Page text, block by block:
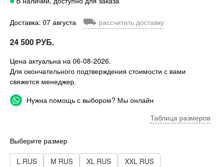
Доставка: 07 августа ⛟ рассчитать доставку
24 500 РУБ.
Цена актуальна на 06-08-2026.
Для окончательного подтверждения стоимости с вами
свяжется менеджер.
Нужна помощь с выбором? Мы онлайн
Таблица размеров
Выберите размер
L RUS M RUS XL RUS XXL RUS